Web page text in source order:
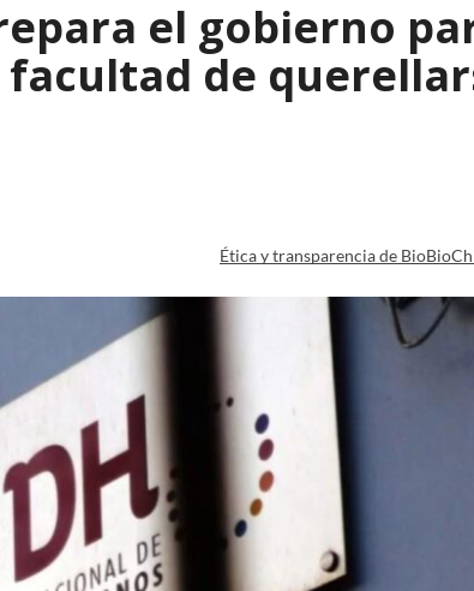
el gobierno
de
Ética y transparencia de